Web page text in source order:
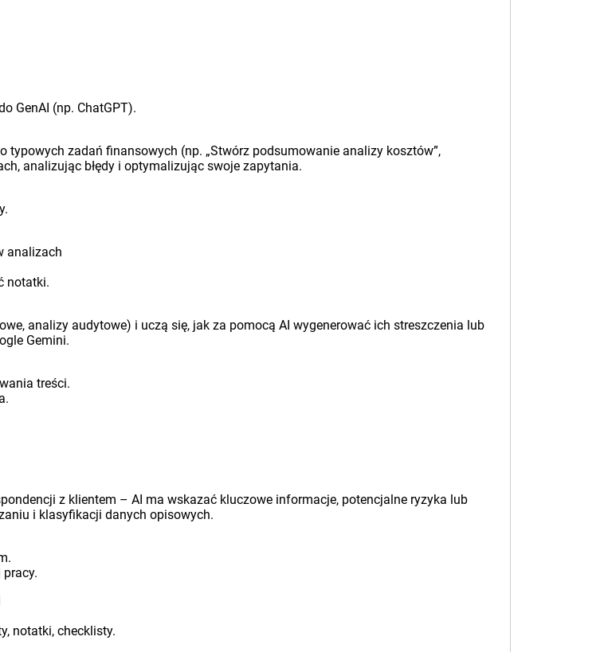
GenAI (np. ChatGPT).
zadań finansowych (np. „Stwórz podsumowanie analizy kosztów”,
analizując błędy i optymalizując swoje zapytania.
analizach
notatki.
analizy audytowe) i uczą się, jak za pomocą AI wygenerować ich streszczenia lub
Gemini.
treści.
z klientem – AI ma wskazać kluczowe informacje, potencjalne ryzyka lub
i klasyfikacji danych opisowych.
notatki, checklisty.